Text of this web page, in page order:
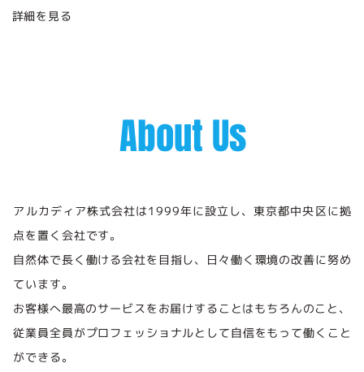
詳細を見る
About Us
アルカディア株式会社は1999年に設立し、東京都中央区に拠
点を置く会社です。
自然体で長く働ける会社を目指し、日々働く環境の改善に努め
ています。
お客様へ最高のサービスをお届けすることはもちろんのこと、
従業員全員がプロフェッショナルとして自信をもって働くこと
ができる。